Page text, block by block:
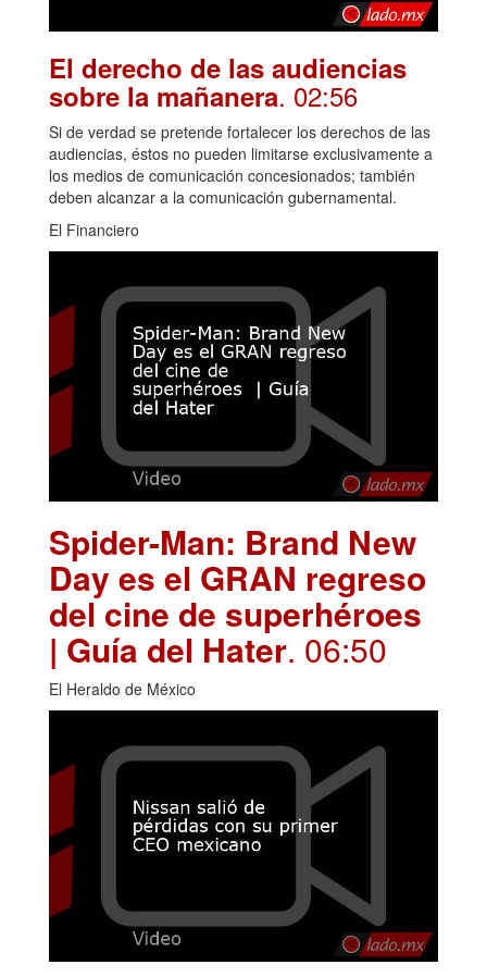
El derecho de las audiencias
sobre la mañanera. 02:56
Si de verdad se pretende fortalecer los derechos de las
audiencias, éstos no pueden limitarse exclusivamente a
los medios de comunicación concesionados; también
deben alcanzar a la comunicación gubernamental.
El Financiero
Spider-Man: Brand New
Day es el GRAN regreso
del cine de superhéroes
| Guía del Hater. 06:50
El Heraldo de México